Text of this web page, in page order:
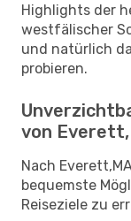
Highlights der
westfälischer
und natürlich
probieren.
von Everett,
Nach
bequemste
Reiseziele zu